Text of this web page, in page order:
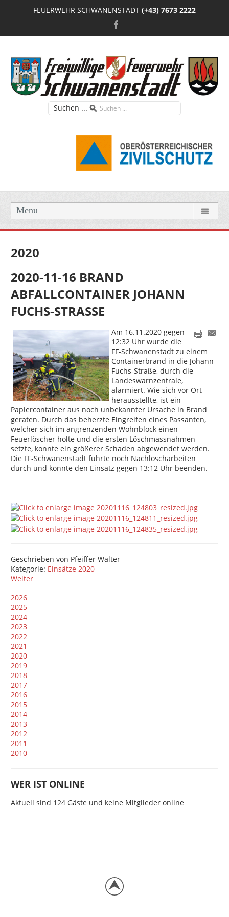
FEUERWEHR SCHWANENSTADT (+43) 7673 2222
Suchen ...
Menu
2020
2020-11-16 BRAND
ABFALLCONTAINER JOHANN
FUCHS-STRASSE
Am 16.11.2020 gegen
12:32 Uhr wurde die
FF-Schwanenstadt zu einem
Containerbrand in die Johann
Fuchs-Straße, durch die
Landeswarnzentrale,
alarmiert. Wie sich vor Ort
herausstellte, ist ein
Papiercontainer aus noch unbekannter Ursache in Brand
geraten. Durch das beherzte Eingreifen eines Passanten,
welcher sich im angrenzenden Wohnblock einen
Feuerlöscher holte und die ersten Löschmassnahmen
setzte, konnte ein größerer Schaden abgewendet werden.
Die FF-Schwanenstadt führte noch Nachlöscharbeiten
durch und konnte den Einsatz gegen 13:12 Uhr beenden.
Geschrieben von Pfeiffer Walter
Kategorie: Einsätze 2020
Weiter
2026
2025
2024
2023
2022
2021
2020
2019
2018
2017
2016
2015
2014
2013
2012
2011
2010
WER IST ONLINE
Aktuell sind 124 Gäste und keine Mitglieder online